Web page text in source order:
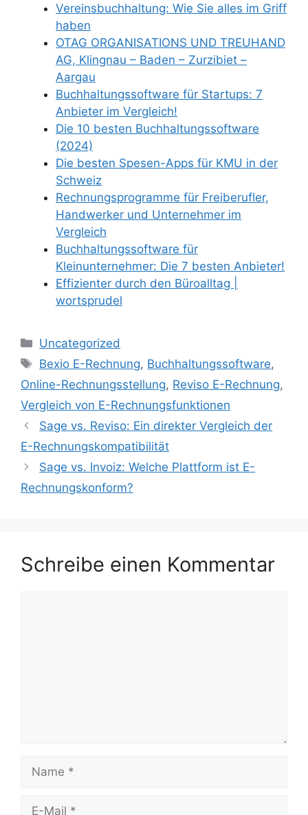
Vereinsbuchhaltung: Wie Sie alles im Griff
haben
OTAG ORGANISATIONS UND TREUHAND
AG, Klingnau – Baden – Zurzibiet –
Aargau
Buchhaltungssoftware für Startups: 7
Anbieter im Vergleich!
Die 10 besten Buchhaltungssoftware
(2024)
Die besten Spesen-Apps für KMU in der
Schweiz
Rechnungsprogramme für Freiberufler,
Handwerker und Unternehmer im
Vergleich
Buchhaltungssoftware für
Kleinunternehmer: Die 7 besten Anbieter!
Effizienter durch den Büroalltag |
wortsprudel
Kategorien
Uncategorized
Schlagwörter
Bexio E-Rechnung, Buchhaltungssoftware,
Online-Rechnungsstellung, Reviso E-Rechnung,
Vergleich von E-Rechnungsfunktionen
Sage vs. Reviso: Ein direkter Vergleich der
E-Rechnungskompatibilität
Sage vs. Invoiz: Welche Plattform ist E-
Rechnungskonform?
Schreibe einen Kommentar